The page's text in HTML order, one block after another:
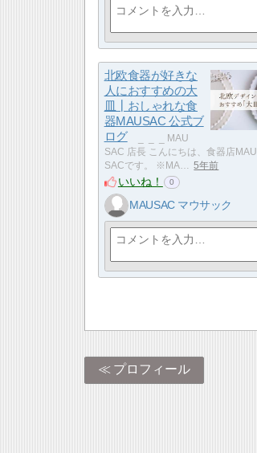
北欧食器が好きな
人におすすめの大
皿┃おしゃれな食
器MAUSAC 公式ブ
ログ
​ _ ​ _ ​ _ MAU
SAC 店長 こんにちは、食器店MAU
SACです。 ※MA…
5年前
いいね！ 0
MAUSAC マウサック
プロフィール